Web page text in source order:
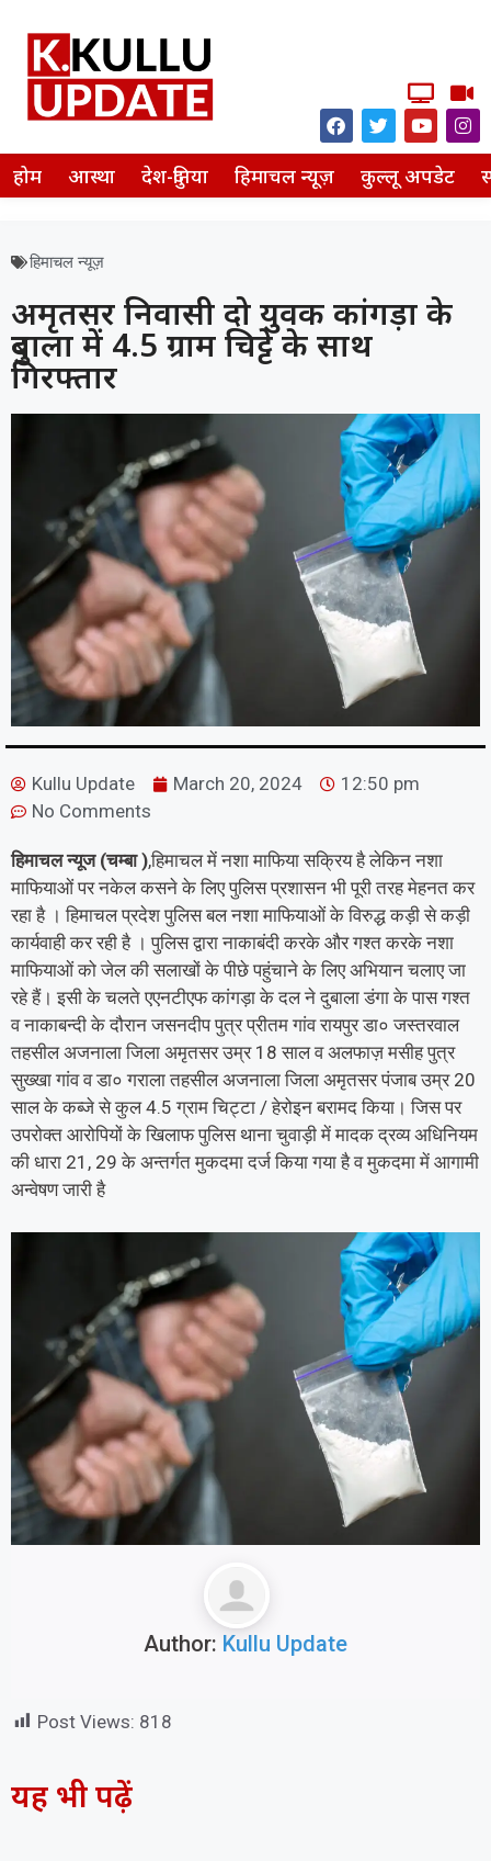
होम आस्था देश-दुनिया हिमाचल न्यूज़ कुल्लू अपडेट
हिमाचल न्यूज़
अमृतसर निवासी दो युवक कांगड़ा के
दुबाला में 4.5 ग्राम चिट्टे के साथ
गिरफ्तार
Kullu Update March 20, 2024
12:50 pm
No Comments
हिमाचल न्यूज (चम्बा ),हिमाचल में नशा माफिया सक्रिय है लेकिन नशा
माफियाओं पर नकेल कसने के लिए पुलिस प्रशासन भी पूरी तरह मेहनत कर
रहा है । हिमाचल प्रदेश पुलिस बल नशा माफियाओं के विरुद्ध कड़ी से कड़ी
कार्यवाही कर रही है । पुलिस द्वारा नाकाबंदी करके और गश्त करके नशा
माफियाओं को जेल की सलाखों के पीछे पहुंचाने के लिए अभियान चलाए जा
रहे हैं। इसी के चलते एएनटीएफ कांगड़ा के दल ने दुबाला डंगा के पास गश्त
व नाकाबन्दी के दौरान जसनदीप पुत्र प्रीतम गांव रायपुर डा० जस्तरवाल
तहसील अजनाला जिला अमृतसर उम्र 18 साल व अलफाज़ मसीह पुत्र
सुख्खा गांव व डा० गराला तहसील अजनाला जिला अमृतसर पंजाब उम्र 20
साल के कब्जे से कुल 4.5 ग्राम चिट्टा / हेरोइन बरामद किया। जिस पर
उपरोक्त आरोपियों के खिलाफ पुलिस थाना चुवाड़ी में मादक द्रव्य अधिनियम
की धारा 21, 29 के अन्तर्गत मुकदमा दर्ज किया गया है व मुकदमा में आगामी
अन्वेषण जारी है
Author: Kullu Update
Post Views: 818
यह भी पढ़ें